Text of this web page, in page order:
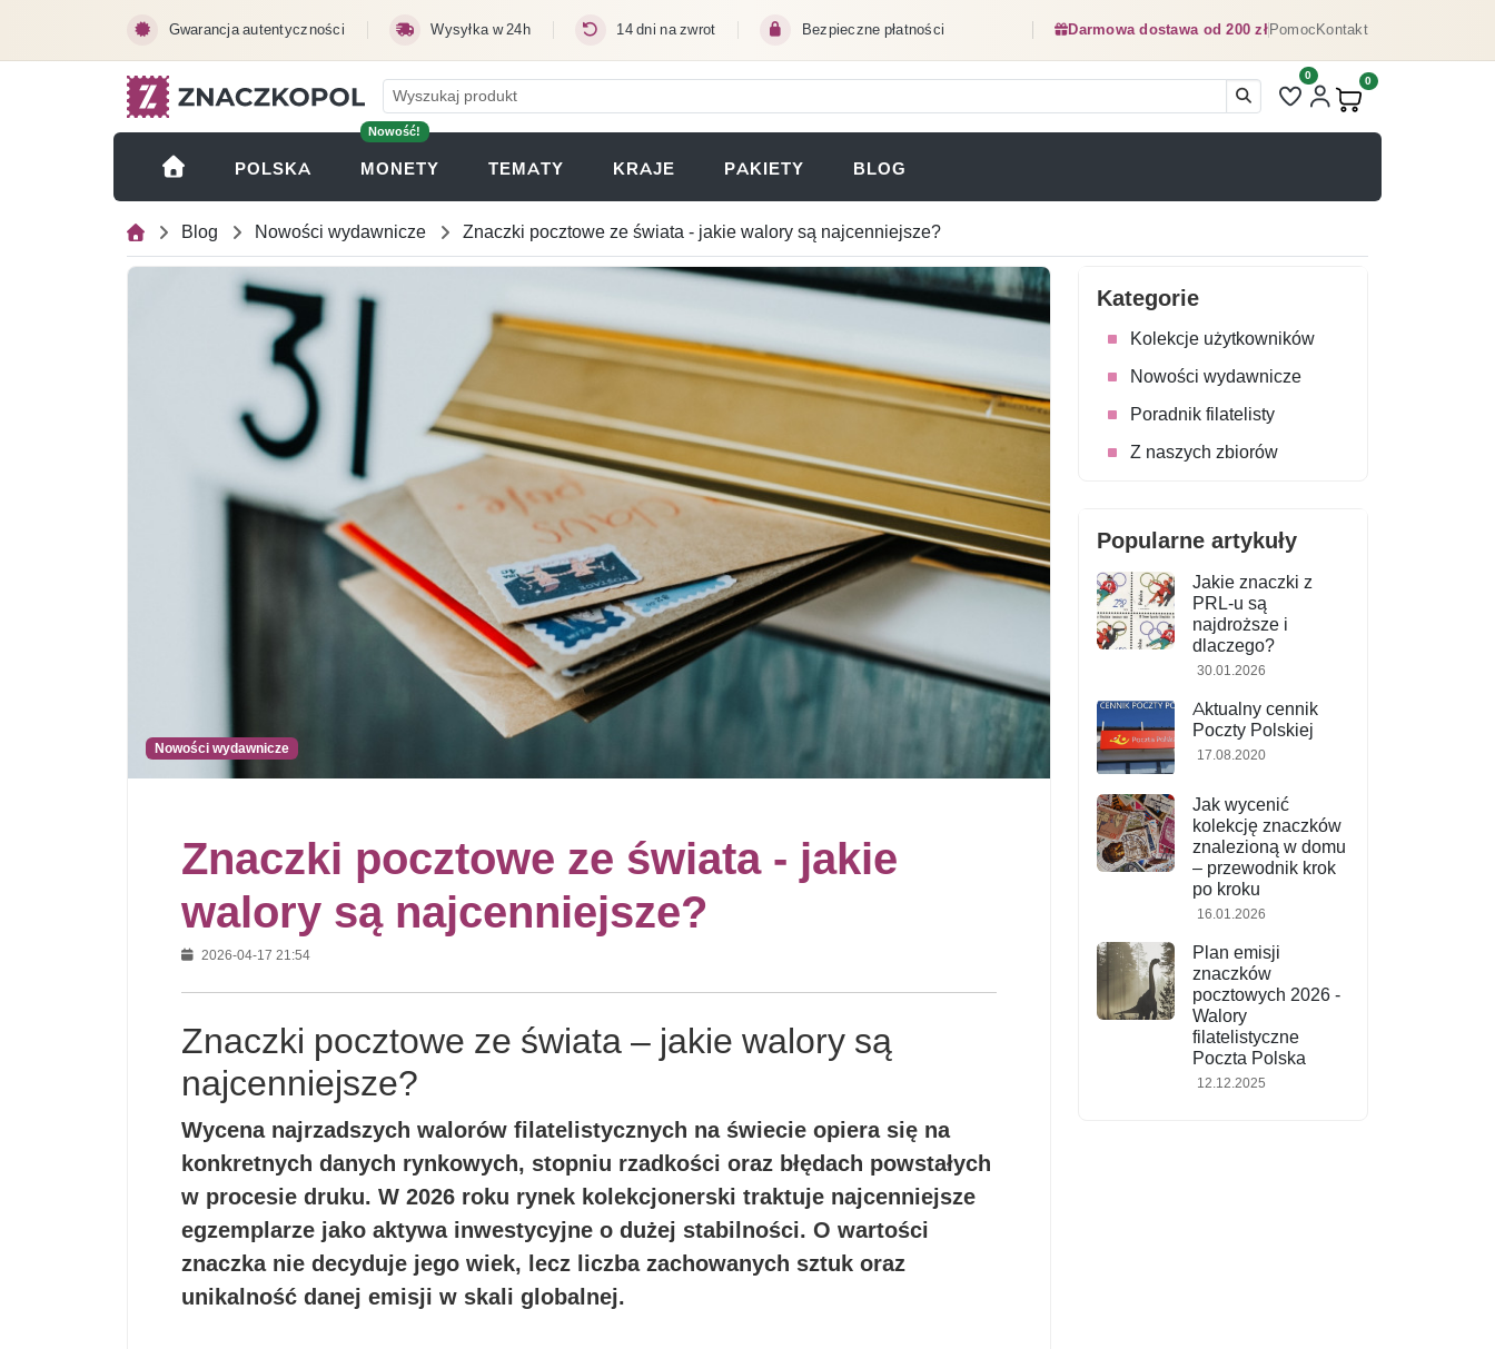
Gwarancja autentyczności Wysyłka w 24h 14 dni na zwrot Bezpieczne płatności Darmowa dostawa od 200 złPomocKontakt
Liczba pozycji na liście
0
Produkty w koszyku:
0
POLSKA
Nowość!
MONETY (OTWIERA SIĘ W NOWEJ KARCIE)
TEMATY KRAJE PAKIETY BLOG
Blog Nowości wydawnicze Znaczki pocztowe ze świata - jakie walory są najcenniejsze?
Nowości wydawnicze
Znaczki pocztowe ze świata - jakie
walory są najcenniejsze?
2026-04-17 21:54
Znaczki pocztowe ze świata – jakie walory są
najcenniejsze?
Wycena najrzadszych walorów filatelistycznych na świecie opiera się na
konkretnych danych rynkowych, stopniu rzadkości oraz błędach powstałych
w procesie druku. W 2026 roku rynek kolekcjonerski traktuje najcenniejsze
egzemplarze jako aktywa inwestycyjne o dużej stabilności. O wartości
znaczka nie decyduje jego wiek, lecz liczba zachowanych sztuk oraz
unikalność danej emisji w skali globalnej.
Kategorie
Kolekcje użytkowników
Nowości wydawnicze
Poradnik filatelisty
Z naszych zbiorów
Popularne artykuły
Jakie znaczki z
PRL-u są
najdroższe i
dlaczego?
30.01.2026
Aktualny cennik
Poczty Polskiej
17.08.2020
Jak wycenić
kolekcję znaczków
znalezioną w domu
– przewodnik krok
po kroku
16.01.2026
Plan emisji
znaczków
pocztowych 2026 -
Walory
filatelistyczne
Poczta Polska
12.12.2025